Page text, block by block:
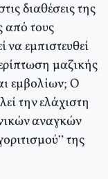
διαθέσεις της
από τους
να εμπιστευθεί
μαζικής
εμβολίων; Ο
την ελάχιστη
αναγκών
της